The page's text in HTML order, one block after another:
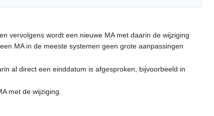
vervolgens wordt een nieuwe MA met daarin de wijziging
MA in de meeste systemen geen grote aanpassingen
al direct een einddatum is afgesproken, bijvoorbeeld in
met de wijziging.